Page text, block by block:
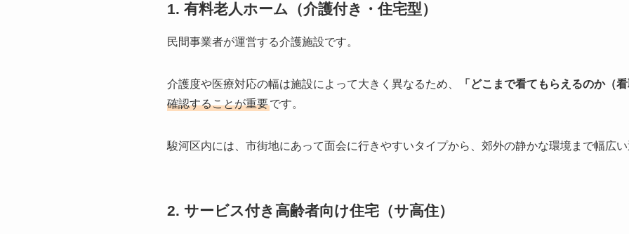
1. 有料老人ホーム（介護付き・住宅型）
民間事業者が運営する介護施設です。
介護度や医療対応の幅は施設によって大きく異なるため、
「どこまで看てもらえるのか（
確認することが重要です。
駿河区内には、市街地にあって面会に行きやすいタイプから、郊外の静かな環境まで幅広
2. サービス付き高齢者向け住宅（サ高住）